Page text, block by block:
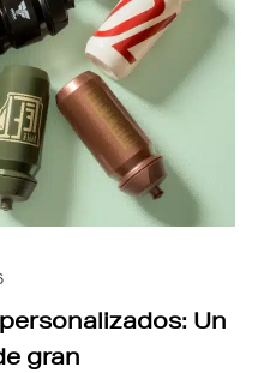
Un
gran